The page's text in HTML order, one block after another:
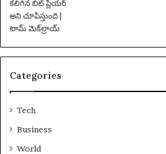
Categories
Tech
Business
World